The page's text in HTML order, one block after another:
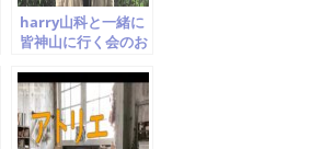
harry山科と一緒に
皆神山に行く会のお